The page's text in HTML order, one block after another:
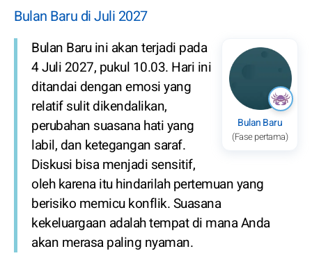
Bulan Baru di Juli 2027
Bulan Baru
(Fase pertama)
Bulan Baru ini akan terjadi pada
4 Juli 2027, pukul 10.03. Hari ini
ditandai dengan emosi yang
relatif sulit dikendalikan,
perubahan suasana hati yang
labil, dan ketegangan saraf.
Diskusi bisa menjadi sensitif,
oleh karena itu hindarilah pertemuan yang
berisiko memicu konflik. Suasana
kekeluargaan adalah tempat di mana Anda
akan merasa paling nyaman.